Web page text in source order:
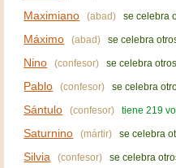
Maximiano (abad) se celebra
Máximo (abad) se celebra
Nino (confesor) se celebra
Pablo (confesor) se celebra
Sántulo (confesor) tiene 219
Saturnino (mártir) se celebra
Silvia (confesor) se celebra